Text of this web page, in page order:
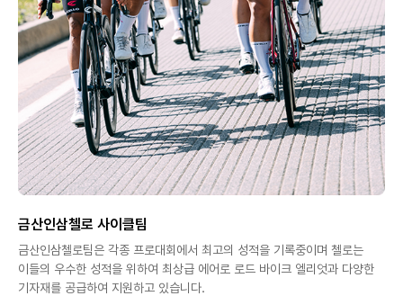
금산인삼첼로 사이클팀
금산인삼첼로팀은 각종 프로대회에서 최고의 성적을 기록중이며 첼로는
이들의 우수한 성적을 위하여 최상급 에어로 로드 바이크 엘리엇과 다양한
기자재를 공급하여 지원하고 있습니다.